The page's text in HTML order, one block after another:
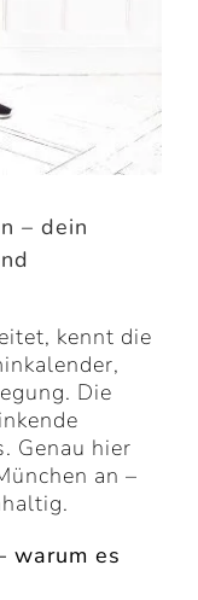
– dein
kennt die
Die
Genau hier
an –
warum es